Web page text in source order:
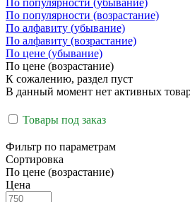
По популярности (возрастание)
По алфавиту (убывание)
По алфавиту (возрастание)
По цене (убывание)
По цене (возрастание)
К сожалению, раздел пуст
В данный момент нет активных
Товары под заказ
Фильтр по параметрам
Сортировка
По цене (возрастание)
Цена